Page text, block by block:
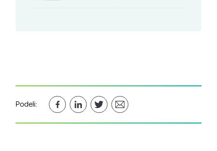
Podeli: